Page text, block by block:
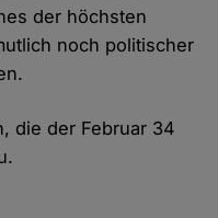
der höchsten
noch politischer
die der Februar 34